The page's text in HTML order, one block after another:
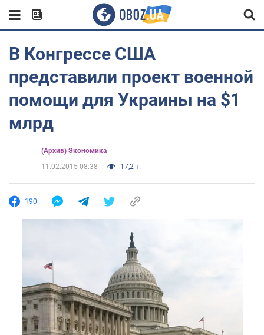
В Конгрессе США
представили проект военной
помощи для Украины на $1
млрд
(Архив) Экономика
11.02.2015 08:38
17,2 т.
190